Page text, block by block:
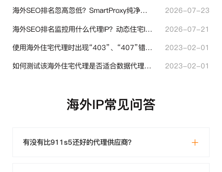
海外SEO排名忽高忽低？SmartProxy纯净住宅IP助力站点权重稳定
2026-07-23
海外SEO排名监控用什么代理IP？动态住宅IP与静态住宅IP怎么选
2026-07-21
使用海外住宅代理时出现“403”、“407”错误代码时代表什么？
2023-02-01
如何测试该海外住宅代理是否适合数据代理使用？
2023-02-01
海外IP常见问答
有没有比911s5还好的代理供应商？